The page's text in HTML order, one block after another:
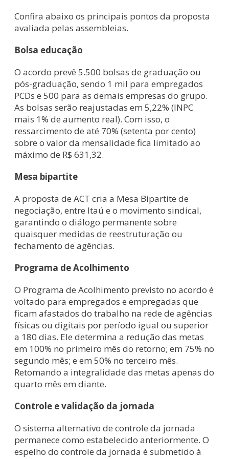
Confira abaixo os principais pontos da proposta
avaliada pelas assembleias.
Bolsa educação
O acordo prevê 5.500 bolsas de graduação ou
pós-graduação, sendo 1 mil para empregados
PCDs e 500 para as demais empresas do grupo.
As bolsas serão reajustadas em 5,22% (INPC
mais 1% de aumento real). Com isso, o
ressarcimento de até 70% (setenta por cento)
sobre o valor da mensalidade fica limitado ao
máximo de R$ 631,32.
Mesa bipartite
A proposta de ACT cria a Mesa Bipartite de
negociação, entre Itaú e o movimento sindical,
garantindo o diálogo permanente sobre
quaisquer medidas de reestruturação ou
fechamento de agências.
Programa de Acolhimento
O Programa de Acolhimento previsto no acordo é
voltado para empregados e empregadas que
ficam afastados do trabalho na rede de agências
físicas ou digitais por período igual ou superior
a 180 dias. Ele determina a redução das metas
em 100% no primeiro mês do retorno; em 75% no
segundo mês; e em 50% no terceiro mês.
Retomando a integralidade das metas apenas do
quarto mês em diante.
Controle e validação da jornada
O sistema alternativo de controle da jornada
permanece como estabelecido anteriormente. O
espelho do controle da jornada é submetido à